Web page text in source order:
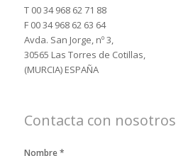
T 00 34 968 62 71 88
F 00 34 968 62 63 64
Avda. San Jorge, nº 3,
30565 Las Torres de Cotillas,
(MURCIA) ESPAÑA
Contacta con nosotros
Nombre *